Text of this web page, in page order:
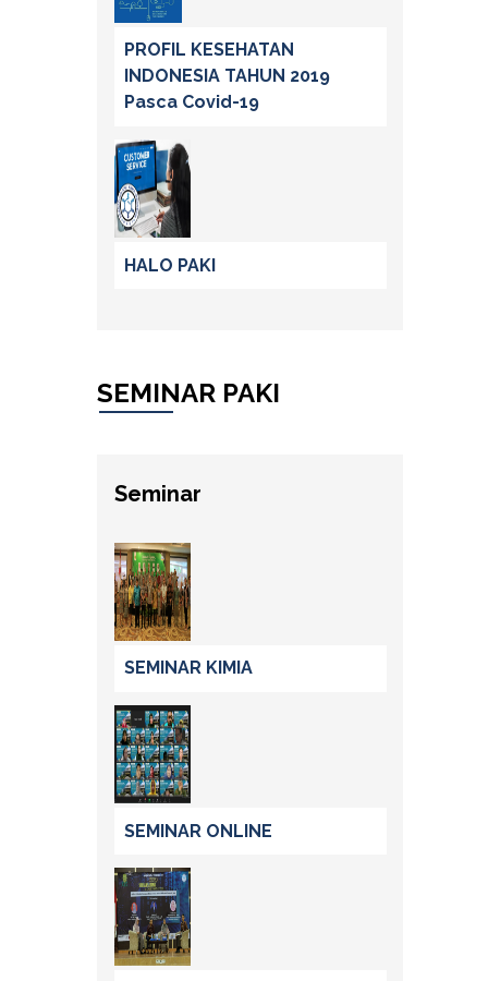
PROFIL KESEHATAN
INDONESIA TAHUN 2019
Pasca Covid-19
HALO PAKI
SEMINAR PAKI
Seminar
SEMINAR KIMIA
SEMINAR ONLINE